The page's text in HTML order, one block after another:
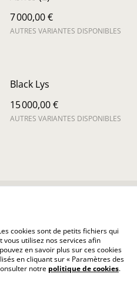
7 000,00 €
AUTRES VARIANTES DISPONIBLES
Black Lys
15 000,00 €
AUTRES VARIANTES DISPONIBLES
Politique de cookies
cookies sont de petits fichiers qui
utilisez nos services afin
en savoir plus sur ces cookies
en cliquant sur « Paramètres des
notre politique de cookies.